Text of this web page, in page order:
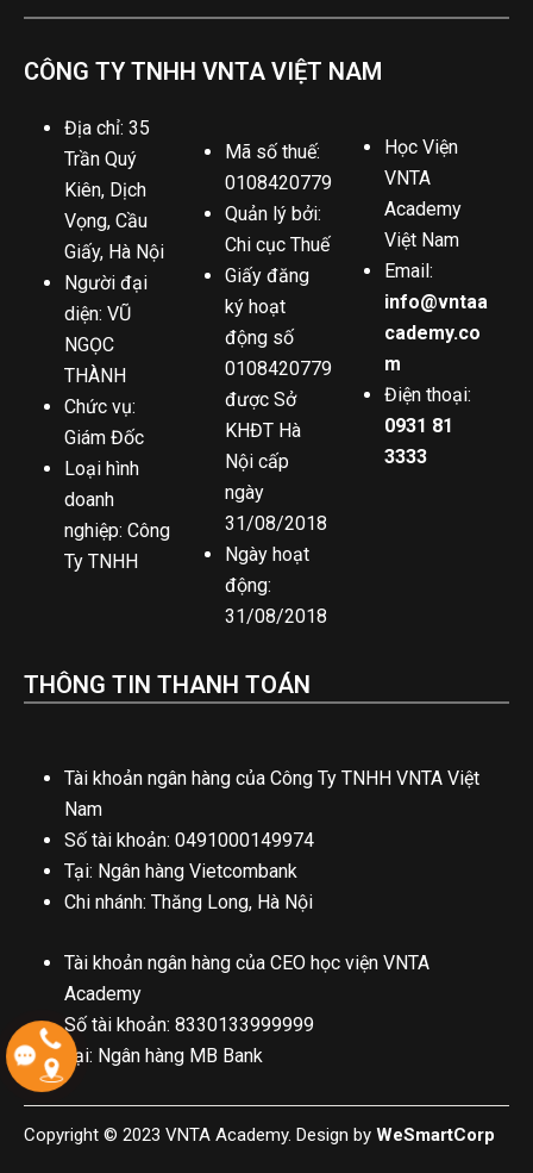
CÔNG TY TNHH VNTA VIỆT NAM
Địa chỉ: 35
Trần Quý
Kiên, Dịch
Vọng, Cầu
Giấy, Hà Nội
Người đại
diện: VŨ
NGỌC
THÀNH
Chức vụ:
Giám Đốc
Loại hình
doanh
nghiệp: Công
Ty TNHH
Mã số thuế:
0108420779
Quản lý bởi:
Chi cục Thuế
Giấy đăng
ký hoạt
động số
0108420779
được Sở
KHĐT Hà
Nội cấp
ngày
31/08/2018
Ngày hoạt
động:
31/08/2018
Học Viện
VNTA
Academy
Việt Nam
Email:
info@vntaa
cademy.co
m
Điện thoại:
0931 81
3333
THÔNG TIN THANH TOÁN
Tài khoản ngân hàng của Công Ty TNHH VNTA Việt
Nam
Số tài khoản: 0491000149974
Tại: Ngân hàng Vietcombank
Chi nhánh: Thăng Long, Hà Nội
Tài khoản ngân hàng của CEO học viện VNTA
Academy
Số tài khoản: 8330133999999
Tại: Ngân hàng MB Bank
Copyright © 2023 VNTA Academy. Design by WeSmartCorp